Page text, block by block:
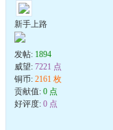
新手上路
发帖: 1894
威望: 7221 点
铜币: 2161 枚
贡献值: 0 点
好评度: 0 点